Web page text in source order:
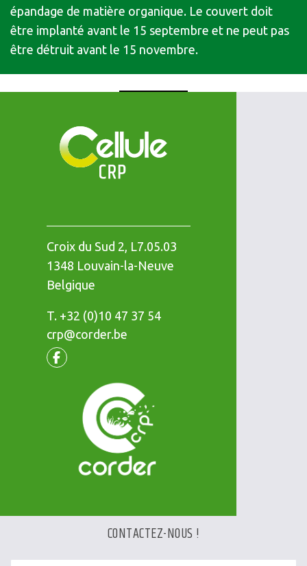
épandage de matière organique. Le couvert doit
être implanté avant le 15 septembre et ne peut pas
être détruit avant le 15 novembre.
Croix du Sud 2, L7.05.03
1348 Louvain-la-Neuve
Belgique
T. Téléphone
+32 (0)10 47 37 54
crp@corder.be
Facebook
CONTACTEZ-NOUS !